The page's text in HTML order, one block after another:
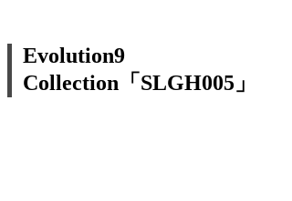
Evolution9
Collection「SLGH005」